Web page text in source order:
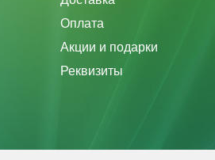
Оплата
Акции и подарки
Реквизиты